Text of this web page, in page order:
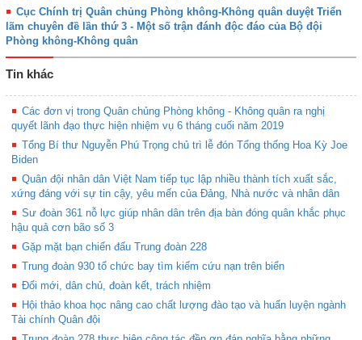
Cục Chính trị Quân chủng Phòng không-Không quân duyệt Triển
lãm chuyên đề lần thứ 3 - Một số trận đánh độc đáo của Bộ đội
Phòng không-Không quân
Tin khác
Các đơn vị trong Quân chủng Phòng không - Không quân ra nghị
quyết lãnh đạo thực hiện nhiệm vụ 6 tháng cuối năm 2019
Tổng Bí thư Nguyễn Phú Trọng chủ trì lễ đón Tổng thống Hoa Kỳ Joe
Biden
Quân đội nhân dân Việt Nam tiếp tục lập nhiều thành tích xuất sắc,
xứng đáng với sự tin cậy, yêu mến của Đảng, Nhà nước và nhân dân
Sư đoàn 361 nỗ lực giúp nhân dân trên địa bàn đóng quân khắc phục
hậu quả cơn bão số 3
Gặp mặt bạn chiến đấu Trung đoàn 228
Trung đoàn 930 tổ chức bay tìm kiếm cứu nạn trên biển
Đổi mới, dân chủ, đoàn kết, trách nhiệm
Hội thảo khoa học nâng cao chất lượng đào tạo và huấn luyện ngành
Tài chính Quân đội